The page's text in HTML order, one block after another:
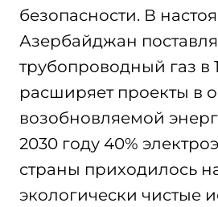
безопасности. В
Азербайджан
трубопроводный газ в
расширяет проекты в
возобновляемой
2030 году 40%
страны приходилось
экологически чистые